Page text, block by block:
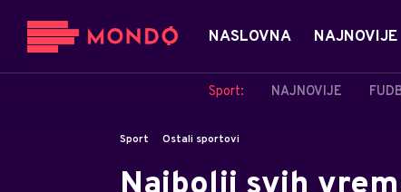
NASLOVNA NAJNOVIJE
Sport: NAJNOVIJE
Sport Ostali sportovi